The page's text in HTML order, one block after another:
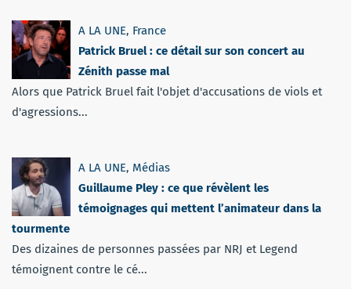
A LA UNE, France
Patrick Bruel : ce détail sur son concert au
Zénith passe mal
Alors que Patrick Bruel fait l'objet d'accusations de viols et
d'agressions...
A LA UNE, Médias
Guillaume Pley : ce que révèlent les
témoignages qui mettent l’animateur dans la
tourmente
Des dizaines de personnes passées par NRJ et Legend
témoignent contre le cé...